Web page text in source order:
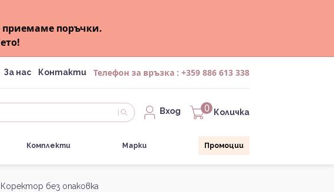
приемаме поръчки.
За нас Контакти Телефон за връзка : +359 886 613 338
Вход 0 Количка
Комплекти Марки Промоции
без опаковка